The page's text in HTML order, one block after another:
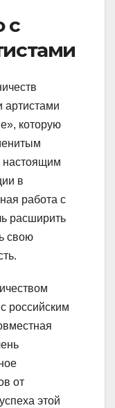
с
артистами
которую
настоящим
в
работа с
расширить
свою
российским
от
этой